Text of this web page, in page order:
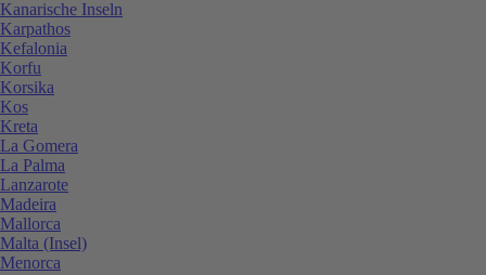
Kanarische Inseln
Karpathos
Kefalonia
Korfu
Korsika
Kos
Kreta
La Gomera
La Palma
Lanzarote
Madeira
Mallorca
Malta (Insel)
Menorca